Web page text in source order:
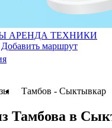
АРЕНДА ТЕХНИКИ
Добавить маршрут
Тамбов - Сыктывкар
Тамбова в